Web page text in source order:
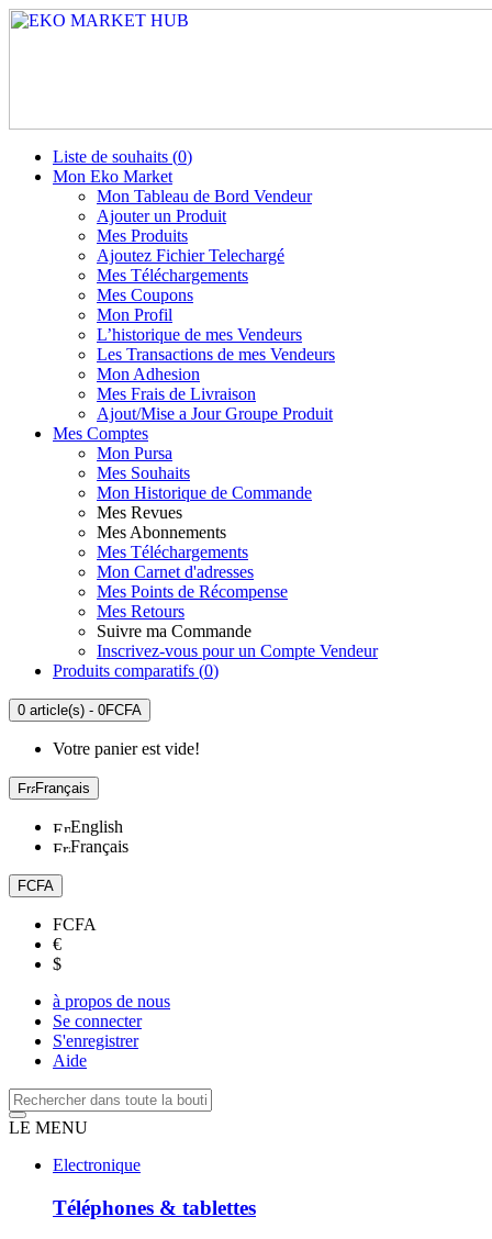
Liste de souhaits (0)
Mon Eko Market
Mon Tableau de Bord Vendeur
Ajouter un Produit
Mes Produits
Ajoutez Fichier Telechargé
Mes Téléchargements
Mes Coupons
Mon Profil
L’historique de mes Vendeurs
Les Transactions de mes Vendeurs
Mon Adhesion
Mes Frais de Livraison
Ajout/Mise a Jour Groupe Produit
Mes Comptes
Mon Pursa
Mes Souhaits
Mon Historique de Commande
Mes Revues
Mes Abonnements
Mes Téléchargements
Mon Carnet d'adresses
Mes Points de Récompense
Mes Retours
Suivre ma Commande
Inscrivez-vous pour un Compte Vendeur
Produits comparatifs (0)
0 article(s) - 0FCFA
Votre panier est vide!
Français
English
Français
FCFA
FCFA
€
$
à propos de nous
Se connecter
S'enregistrer
Aide
LE MENU
Electronique
Téléphones & tablettes